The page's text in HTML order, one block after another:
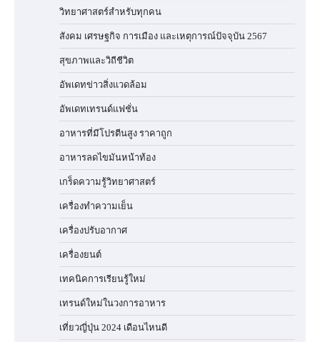
วิทยาศาสตร์สำหรับทุกคน
สังคม เศรษฐกิจ การเมือง และเหตุการณ์ปัจจุบัน 2567
สุขภาพและวิถีชีวิต
อัพเดทข่าวสิ่งแวดล้อม
อัพเดทเทรนด์แฟชั่น
อาหารที่มีโปรตีนสูง ราคาถูก
อาหารลดไขมันหน้าท้อง
เกร็ดความรู้วิทยาศาสตร์
เครื่องทำความเย็น
เครื่องปรับอากาศ
เครื่องยนต์
เทคนิคการเรียนรู้ใหม่
เทรนด์ใหม่ในวงการอาหาร
เที่ยวญี่ปุ่น 2024 เดือนไหนดี